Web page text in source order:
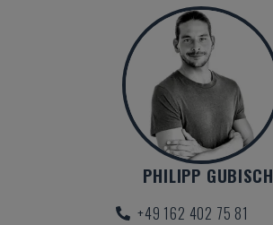
PHILIPP GUBISCH
+49 162 402 75 81